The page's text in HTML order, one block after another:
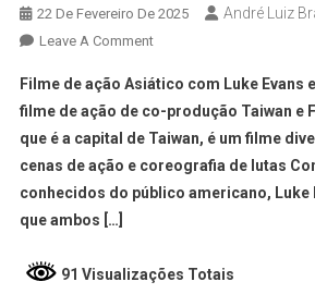
22 De Fevereiro De 2025 André Luiz
Leave A Comment
Filme de ação Asiático com Luke Evans
filme de ação de co-produção Taiwan e
que é a capital de Taiwan, é um filme
cenas de ação e coreografia de lutas
conhecidos do público americano, Luke
que ambos […]
91 Visualizações Totais